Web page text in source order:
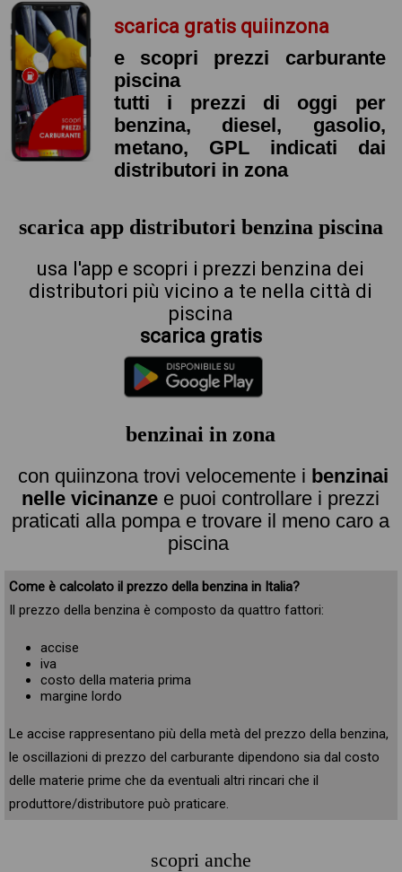
scarica gratis quiinzona
e scopri prezzi carburante
piscina
tutti i prezzi di oggi per
benzina, diesel, gasolio,
metano, GPL indicati dai
distributori in zona
scarica app distributori benzina piscina
usa l'app e scopri i prezzi benzina dei
distributori più vicino a te nella città di
piscina
scarica gratis
benzinai in zona
con quiinzona trovi velocemente i benzinai
nelle vicinanze e puoi controllare i prezzi
praticati alla pompa e trovare il meno caro a
piscina
Come è calcolato il prezzo della benzina in Italia?
Il prezzo della benzina è composto da quattro fattori:
accise
iva
costo della materia prima
margine lordo
Le accise rappresentano più della metà del prezzo della benzina,
le oscillazioni di prezzo del carburante dipendono sia dal costo
delle materie prime che da eventuali altri rincari che il
produttore/distributore può praticare.
scopri anche